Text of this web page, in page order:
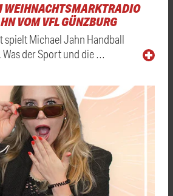
WEIHNACHTSMARKTRADIO
VOM VFL GÜNZBURG
spielt Michael Jahn Handball
Was der Sport und die …